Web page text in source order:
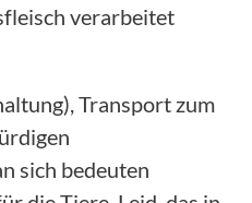
verarbeitet
Transport zum
sich bedeuten